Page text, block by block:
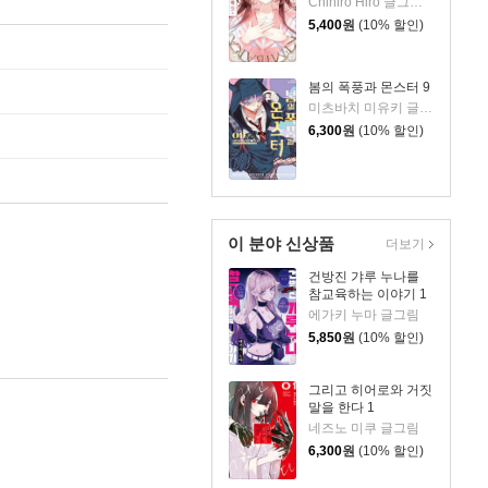
5,400원 (10% 할인)
봄의 폭풍과 몬스터 9
미츠바치 미유키 글그림
6,300원 (10% 할인)
이 분야 신상품
건방진 갸루 누나를
참교육하는 이야기 1
에가키 누마 글그림
5,850원 (10% 할인)
그리고 히어로와 거짓
말을 한다 1
네즈노 미쿠 글그림
6,300원 (10% 할인)
더보기